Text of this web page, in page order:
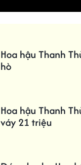
Hoa hậu Thanh
hò
Hoa hậu Thanh
váy 21 triệu